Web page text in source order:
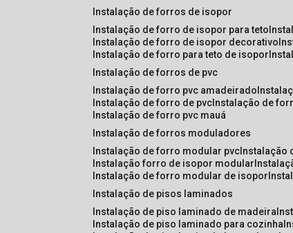
instalação de forros de isopor
instalação de forro de isopor para teto
instalação de forro de isopor decorativo
instalação de forro para teto de isopor
instalação de forros de pvc
instalação de forro pvc amadeirado
instalação de forro de pvc instalação de
instalação de forro pvc mauá
instalação de forros moduladores
instalação de forro modular pvc instalação
instalação forro de isopor modular
instalação de forro modular de isopor
instalação de pisos laminados
instalação de piso laminado de madeira
instalação de piso laminado para cozinha